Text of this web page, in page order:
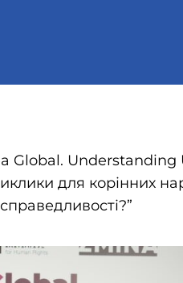
Global.
для корінних